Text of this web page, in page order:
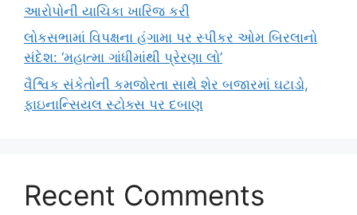
આરોપોની યાચિકા ખારિજ કરી
લોકસભામાં વિપક્ષના હંગામા પર સ્પીકર ઓમ બિરલાનો
સંદેશ: ‘મહાત્મા ગાંધીમાંથી પ્રેરણા લો’
વૈશ્વિક સંકેતોની કમજોરતા સાથે શેર બજારમાં ઘટાડો,
ફાઇનાન્સિયલ સ્ટોક્સ પર દબાણ
Recent Comments